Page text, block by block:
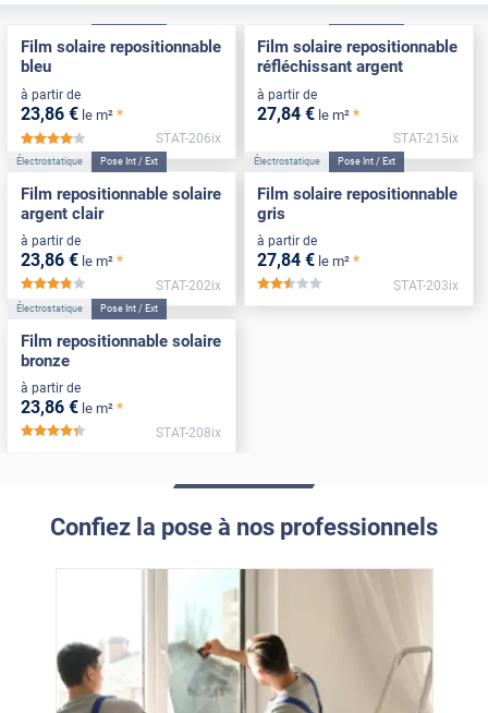
Film solaire repositionnable
bleu
à partir de
23,86 € le m² *
*****
STAT-206ix
Film solaire repositionnable
réfléchissant argent
à partir de
27,84 € le m² *
STAT-215ix
Électrostatique Pose Int / Ext
Film repositionnable solaire
argent clair
à partir de
23,86 € le m² *
*****
STAT-202ix
Électrostatique Pose Int / Ext
Film solaire repositionnable
gris
à partir de
27,84 € le m² *
*****
STAT-203ix
Électrostatique Pose Int / Ext
Film repositionnable solaire
bronze
à partir de
23,86 € le m² *
*****
STAT-208ix
Confiez la pose à nos professionnels